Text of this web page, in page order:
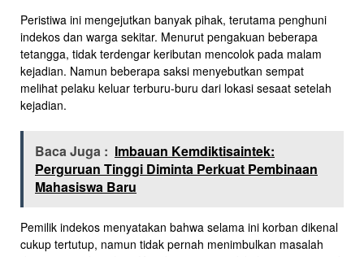
Peristiwa ini mengejutkan banyak pihak, terutama penghuni
indekos dan warga sekitar. Menurut pengakuan beberapa
tetangga, tidak terdengar keributan mencolok pada malam
kejadian. Namun beberapa saksi menyebutkan sempat
melihat pelaku keluar terburu-buru dari lokasi sesaat setelah
kejadian.
Baca Juga : Imbauan Kemdiktisaintek:
Perguruan Tinggi Diminta Perkuat Pembinaan
Mahasiswa Baru
Pemilik indekos menyatakan bahwa selama ini korban dikenal
cukup tertutup, namun tidak pernah menimbulkan masalah